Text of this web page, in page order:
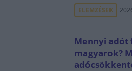
ELEMZÉSEK
Mennyi adót
magyarok?